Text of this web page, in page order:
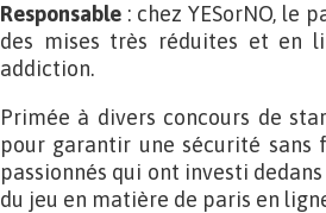
Responsable : chez YESorNO, le
des mises très réduites et en
addiction.
Primée à divers concours de
pour garantir une sécurité sans
passionnés qui ont investi
du jeu en matière de paris en